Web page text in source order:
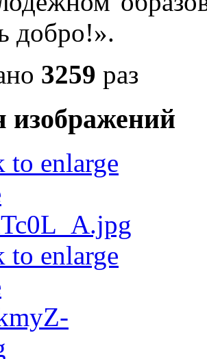
добро!».
3259 раз
изображений